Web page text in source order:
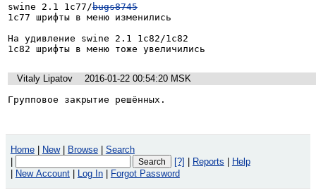
swine 2.1 1c77/bugs8745
1с77 шрифты в меню изменились
На удивление swine 2.1 1c82/1c82
1с82 шрифты в меню тоже увеличились
Vitaly Lipatov
2016-01-22 00:54:20 MSK
Групповое закрытие решённых.
Home New Browse
Search
[?] Reports
Help
New Account Log In Forgot Password